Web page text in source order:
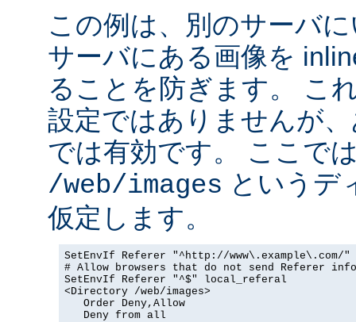
この例は、別のサーバ
サーバにある画像を
ることを防ぎます。 こ
設定ではありませんが
では有効です。 ここで
/web/images というデ
仮定します。
SetEnvIf Referer "^http://
# Allow browsers that do not send Referer info
SetEnvIf Referer "^$" local_referal
<Directory /web/images>
   Order Deny,Allow
   Deny from all